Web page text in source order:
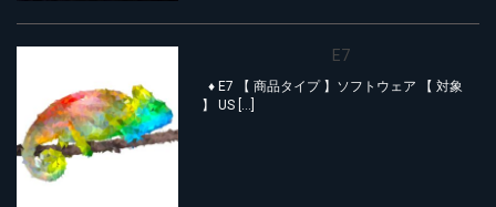
E7
♦︎ E7 【 商品タイプ 】ソフトウェア 【 対象
】 US […]